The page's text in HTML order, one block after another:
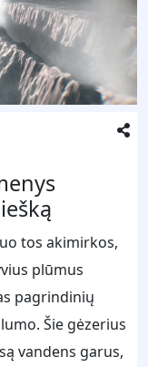
tos akimirkos,
plūmus
pagrindinių
Šie gėzerius
vandens garus,